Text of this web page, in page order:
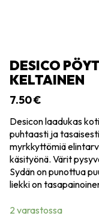
DESICO
KELTAINEN
7.50€
Desicon laadukas
puhtaasti ja
myrkkyttömiä
käsityönä. Värit
Sydän on punottua
liekki on
2 varastossa